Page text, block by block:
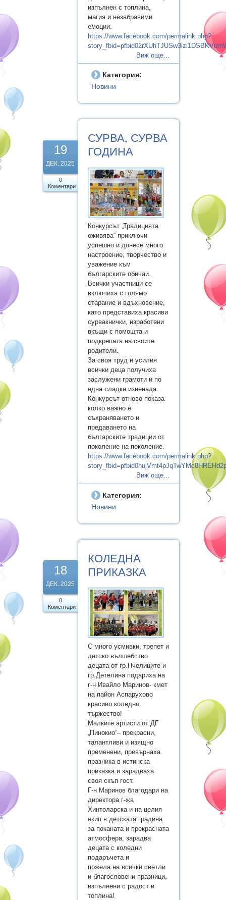
изпълнен с топлина,
магия и незабравими
емоции.
https://www.facebook.com/permalink.php?
Виж още...
Категория:
Новини
19
ДЕК..2025
0
Коментари
СУРВА, СУРВА
ГОДИНА
Конкурсът „Традицията
оживява“ приключи
успешно и донесе много
настроение, творчество и
уважение към
българските обичаи.
Всички участници се
включиха с голямо
старание и вдъхновение,
като представиха красиви
сурвакнички, изработени
вкъщи с помощта и
подкрепата на своите
родители.
За своя труд и усилия
всички деца получиха
заслужени грамоти и по
една сладка изненада.
Конкурсът отново показа
колко важно е
съхраняването и
предаването на
българските традиции от
поколение на поколение.
https://www.facebook.com/permalink.php?
Виж още...
Категория:
Новини
18
ДЕК..2025
0
Коментари
КОЛЕДНА
ПРИКАЗКА
С много усмивки, трепет и
детско вълшебство
децата от гр.Пчелиците и
гр.Детелина подариха на
г-н Ивайло Маринов- кмет
на пайон Аспарухово
красиво коледно
тържество!
Малките артисти от ДГ
„Пинокио“– прекрасни,
талантливи и изящно
пременени, превърнаха
празника в истинска
приказка и зарадваха
своя скъп гост.
Г-н Маринов благодари на
директора г-жа
Хинтоларска и на целия
екип в детската градина
за поканата и прекрасната
атмосфера, зарадва
децата с коледни
подаръчета и
пожела на всички светли
и благословени празници,
изпълнени с радост и
топлина!